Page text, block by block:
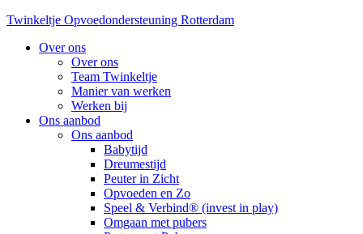
Twinkeltje Opvoedondersteuning Rotterdam
Over ons
Over ons
Team Twinkeltje
Manier van werken
Werken bij
Ons aanbod
Ons aanbod
Babytijd
Dreumestijd
Peuter in Zicht
Opvoeden en Zo
Speel & Verbind® (invest in play)
Omgaan met pubers